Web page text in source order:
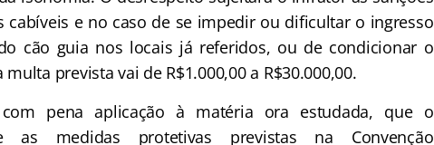
cabíveis e no caso de se impedir ou dificultar o ingresso
cão guia nos locais já referidos, ou de condicionar o
prevista vai de R$1.000,00 a R$30.000,00.
pena aplicação à matéria ora estudada, que o
as medidas protetivas previstas na Convenção